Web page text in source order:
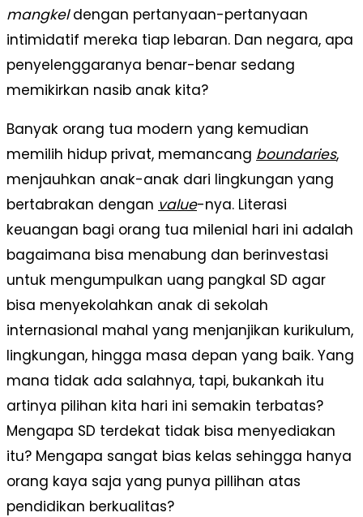
mangkeldengan pertanyaan-pertanyaan
intimidatif mereka tiap lebaran. Dan negara, apa
penyelenggaranya benar-benar sedang
memikirkan nasib anak kita?
Banyak orang tua modern yang kemudian
memilih hidup privat, memancang boundaries,
menjauhkan anak-anak dari lingkungan yang
bertabrakan dengan value-nya. Literasi
keuangan bagi orang tua milenial hari ini adalah
bagaimana bisa menabung dan berinvestasi
untuk mengumpulkan uang pangkal SD agar
bisa menyekolahkan anak di sekolah
internasional mahal yang menjanjikan kurikulum,
lingkungan, hingga masa depan yang baik. Yang
mana tidak ada salahnya, tapi, bukankah itu
artinya pilihan kita hari ini semakin terbatas?
Mengapa SD terdekat tidak bisa menyediakan
itu? Mengapa sangat bias kelas sehingga hanya
orang kaya saja yang punya pillihan atas
pendidikan berkualitas?